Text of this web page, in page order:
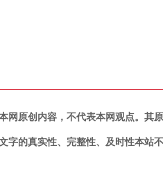
网原创内容，不代表本网观点。其
字的真实性、完整性、及时性本站